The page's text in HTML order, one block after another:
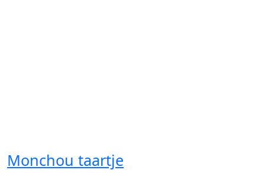
Monchou taartje